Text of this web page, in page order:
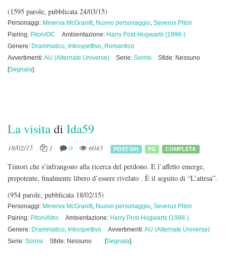
(1595 parole, pubblicata 24/03/15)
Personaggi: Minerva McGranitt, Nuovo personaggio, Severus Piton
Pairing: Piton/OC Ambientazione: Harry Post-Hogwarts (1998-)
Genere: Drammatico, Introspettivo, Romantico
Avvertimenti:AU (Alternate Universe) Serie: Sorrisi
Sfide: Nessuno
[Segnala]
La visitadi Ida59
18/02/15 1 0 6043 POST-DH PG COMPLETA
Timori che s’infrangono alla ricerca del perdono. E l’affetto emerge,
prepotente, finalmente libero d’essere rivelato . È il seguito di “L’attesa”.
(954 parole, pubblicata 18/02/15)
Personaggi: Minerva McGranitt, Nuovo personaggio, Severus Piton
Pairing: Piton/Altro Ambientazione: Harry Post-Hogwarts (1998-)
Genere: Drammatico, Introspettivo Avvertimenti:AU (Alternate Universe)
Serie: Sorrisi Sfide: Nessuno [Segnala]